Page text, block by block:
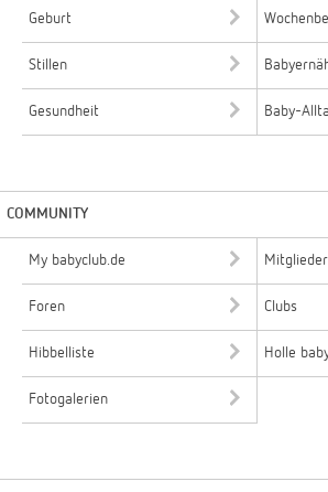
Geburt
Stillen
Gesundheit Baby-
COMMUNITY
My babyclub.de Mitglieder
Foren Clubs
Hibbelliste Holle
Fotogalerien